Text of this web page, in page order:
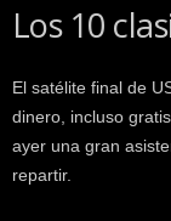
Los 10
El satélite final de
dinero, incluso
ayer una gran
repartir.